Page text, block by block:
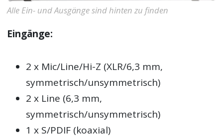
Alle Ein- und Ausgänge sind hinten zu finden
Eingänge:
2 x Mic/Line/Hi-Z (XLR/6,3 mm,
symmetrisch/unsymmetrisch)
2 x Line (6,3 mm,
symmetrisch/unsymmetrisch)
1 x S/PDIF (koaxial)